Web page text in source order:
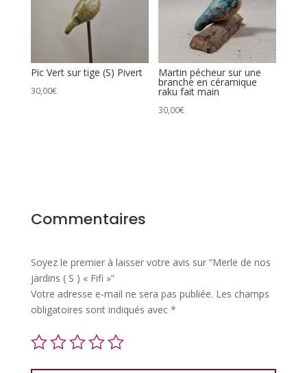
Pic Vert sur tige (S) Pivert
30,00€
Martin pécheur sur une
branche en céramique
raku fait main
30,00€
Commentaires
Soyez le premier à laisser votre avis sur “Merle de nos
jardins ( S ) « Fifi »”
Votre adresse e-mail ne sera pas publiée. Les champs
obligatoires sont indiqués avec *